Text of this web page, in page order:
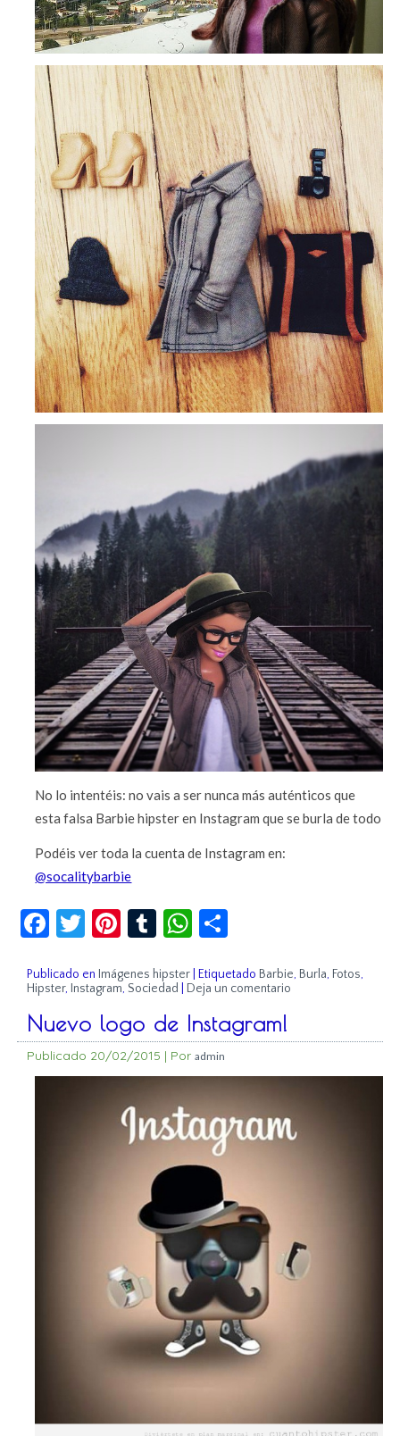
No lo intentéis: no vais a ser nunca más auténticos que
esta falsa Barbie hipster en Instagram que se burla de todo
Podéis ver toda la cuenta de Instagram en:
@socalitybarbie
Facebook
Twitter
Pinterest
TumblrWhatsApp
Publicado en Imágenes hipster |Etiquetado Barbie, Burla, Fotos,
Hipster, Instagram, Sociedad Deja un comentario
Nuevo logo de Instagram!
Publicado 20/02/2015 | Por admin